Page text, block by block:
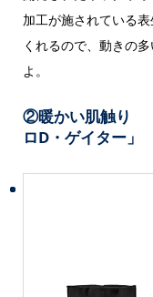
加工が施されている
くれるので、動きの
よ。
②暖かい肌触り
ロD・ゲイター」